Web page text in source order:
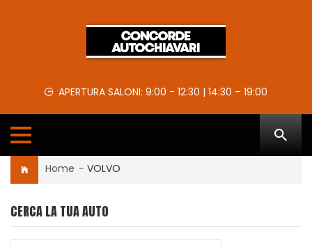
APERTURA SALONI: 9:00 - 12:30 | 14:30 – 19:00
Home - VOLVO
CERCA LA TUA AUTO